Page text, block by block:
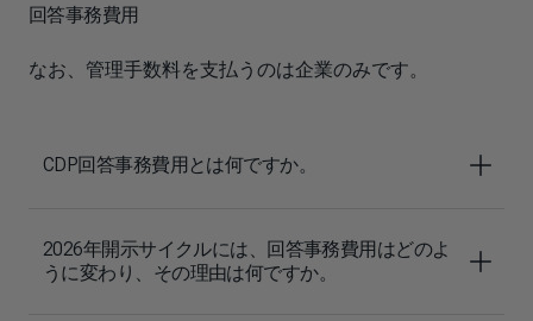
回答事務費用
なお、管理手数料を支払うのは企業のみです。
CDP回答事務費用とは何ですか。
2026年開示サイクルには、回答事務費用はどのよ
うに変わり、その理由は何ですか。